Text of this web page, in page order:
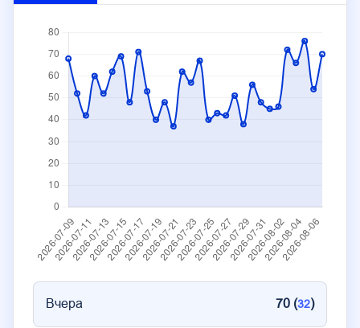
Вчера 70 (32)